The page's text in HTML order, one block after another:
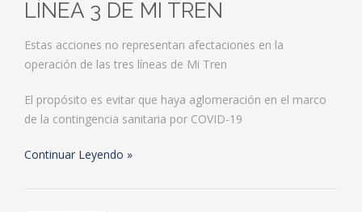
LÍNEA 3 DE MI TREN
Estas acciones no representan afectaciones en la
operación de las tres líneas de Mi Tren
El propósito es evitar que haya aglomeración en el marco
de la contingencia sanitaria por COVID-19
Continuar Leyendo